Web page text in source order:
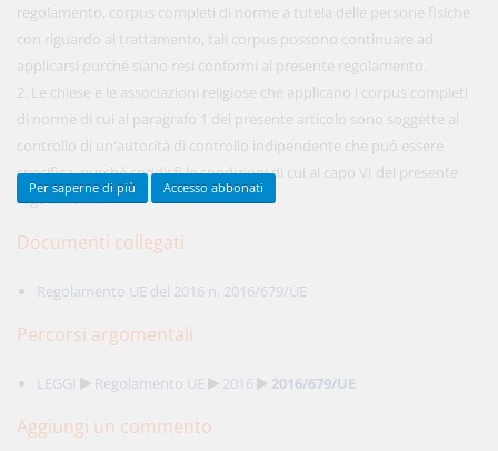
regolamento, corpus completi di norme a tutela delle persone fisiche
con riguardo al trattamento, tali corpus possono continuare ad
applicarsi purché siano resi conformi al presente regolamento.
2. Le chiese e le associazioni religiose che applicano i corpus completi
di norme di cui al paragrafo 1 del presente articolo sono soggette al
controllo di un'autorità di controllo indipendente che può essere
specifica, purché soddisfi le condizioni di cui al capo VI del presente
regolamento.
Documenti collegati
Regolamento UE del 2016 n. 2016/679/UE
Percorsi argomentali
LEGGI Regolamento UE 2016 2016/679/UE
Aggiungi un commento
Acquista ora
Per saperne di più Accesso abbonati